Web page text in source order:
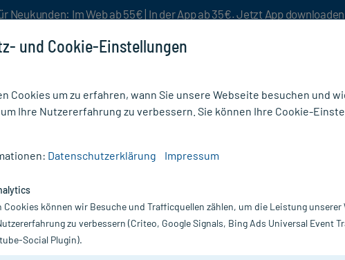
Neukunden: Im Web ab 55€ | In der App ab 35€. Jetzt App downloaden
Nur für kurze Zeit:Gratis-Versand* ab 19€ Mindestbestellwert!
und Cookie-Einstellungen
Cookies um zu erfahren, wann Sie unsere Webseite besuchen und
Ihre Nutzererfahrung zu verbessern. Sie können Ihre Cookie-
Datenschutzerklärung Impressum
Cookies können wir Besuche und Trafficquellen zählen, um die Leistung unserer
zu verbessern (Criteo, Google Signals, Bing Ads Universal Event
Social Plugin).